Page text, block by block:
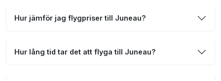
Hur jämför jag flygpriser till Juneau?
Hur lång tid tar det att flyga till Juneau?